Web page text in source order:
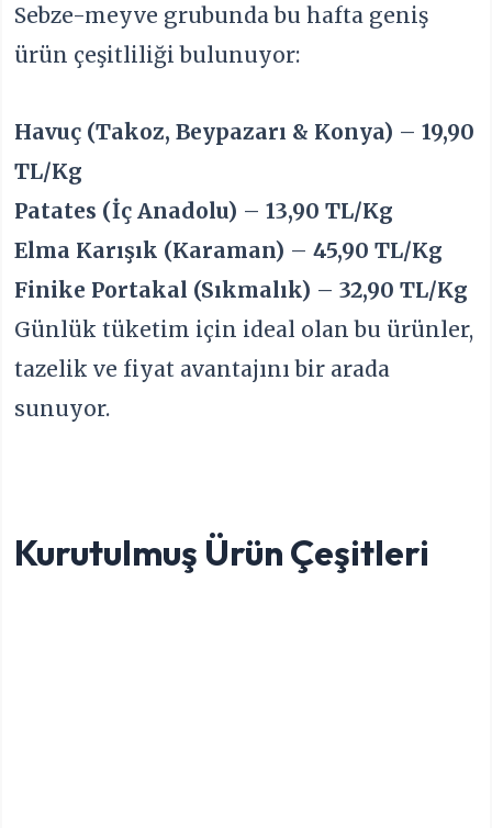
Sebze-meyve grubunda bu hafta geniş
ürün çeşitliliği bulunuyor:
Havuç (Takoz, Beypazarı & Konya) –19,90
TL/Kg
Patates (İç Anadolu) –13,90 TL/Kg
Elma Karışık (Karaman) –45,90 TL/Kg
Finike Portakal (Sıkmalık) –32,90 TL/Kg
Günlük tüketim için ideal olan bu ürünler,
tazelik ve fiyat avantajını bir arada
sunuyor.
Kurutulmuş Ürün Çeşitleri